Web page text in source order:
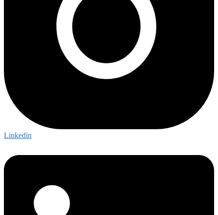
Linkedin